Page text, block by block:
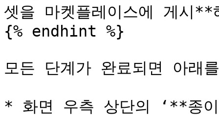
셋을 마켓플레이스에 게시
{% endhint %}
모든 단계가 완료되면 아래
* 화면 우측 상단의 ‘**종